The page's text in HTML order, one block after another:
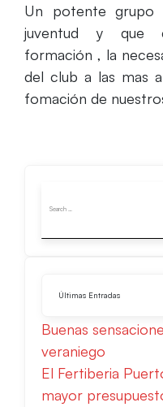
Un potente grupo
juventud y que
formación , la
del club a las mas
fomación de
Últimas Entradas
Buenas
veraniego
El Fertiberia
mayor